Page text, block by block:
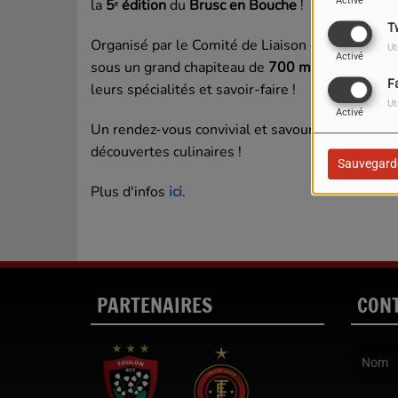
Activé
Activé
la 5ᵉ éditiondu Brusc en Bouche !
Organisé par le Comité de Liaison des
sous un grand chapiteau de 700 m²
leurs spécialités et savoir-faire !
Un rendez-vous convivial et savoureux à ne
découvertes culinaires !
Plus d'infos ici.
PARTENAIRES